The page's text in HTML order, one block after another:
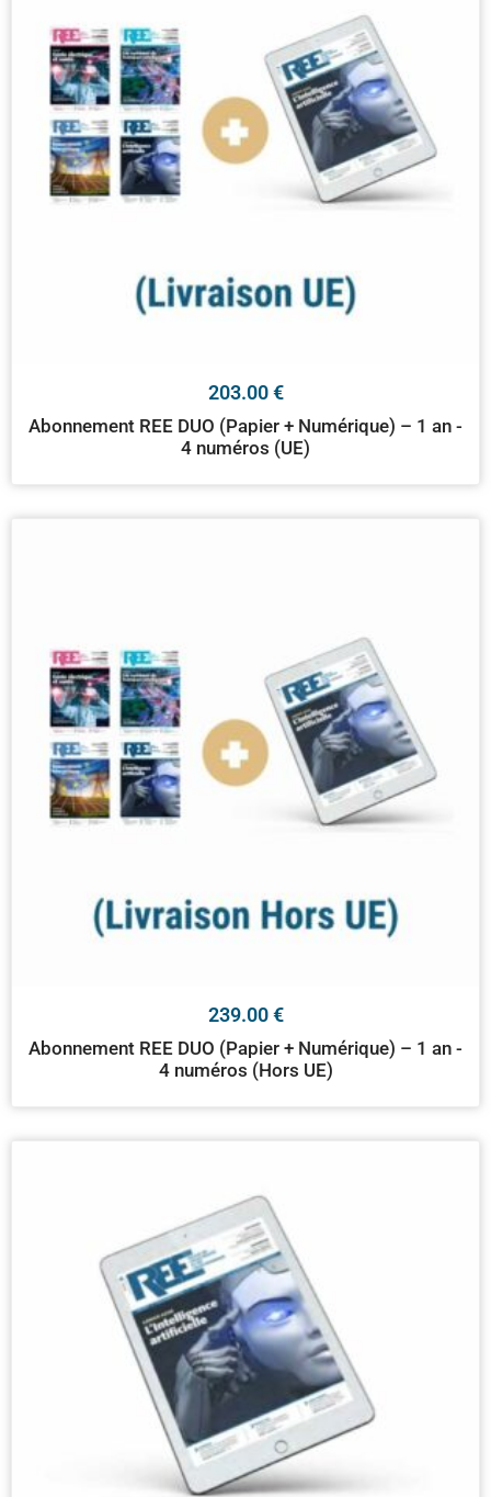
203.00€
Abonnement REE DUO (Papier + Numérique) – 1 an -
4 numéros (UE)
239.00€
Abonnement REE DUO (Papier + Numérique) – 1 an -
4 numéros (Hors UE)